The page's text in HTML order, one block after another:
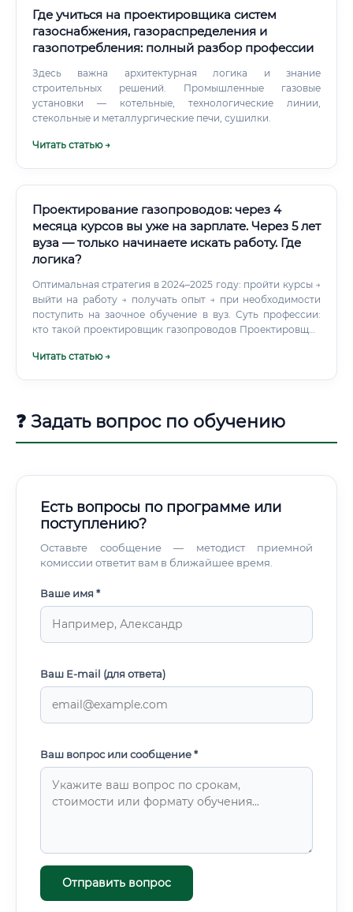
учебное портфолио (хотя бы 2–3 учебных проекта) 4️⃣
Трудоустроиться помощником проектировщика или
чертёжником 5️⃣ Получить практику на реальных объектах
под руководством наставника 6️⃣ Постепенно брать на
себя самостоятельные разделы 7️⃣ Получить допуск СРО
(саморегулируемая организация) по мере накопления
опыта ⚠️ Не обязательно иметь профильный диплом с
первого дня.
Где учиться на проектировщика систем
газоснабжения, газораспределения и
газопотребления: полный разбор профессии
Здесь важна архитектурная логика и знание
строительных решений. Промышленные газовые
установки — котельные, технологические линии,
стекольные и металлургические печи, сушилки.
Читать статью →
Проектирование газопроводов: через 4
месяца курсов вы уже на зарплате. Через 5 лет
вуза — только начинаете искать работу. Где
логика?
Оптимальная стратегия в 2024–2025 году: пройти курсы →
выйти на работу → получать опыт → при необходимости
поступить на заочное обучение в вуз. Суть профессии:
кто такой проектировщик газопроводов Проектировщик
занимающийся разработкой проектной и рабочей
Читать статью →
❓ Задать вопрос по обучению
Есть вопросы по программе или
поступлению?
Оставьте сообщение — методист приемной
комиссии ответит вам в ближайшее время.
Ваше имя *
Ваш E-mail (для ответа)
Ваш вопрос или сообщение *
Отправить вопрос